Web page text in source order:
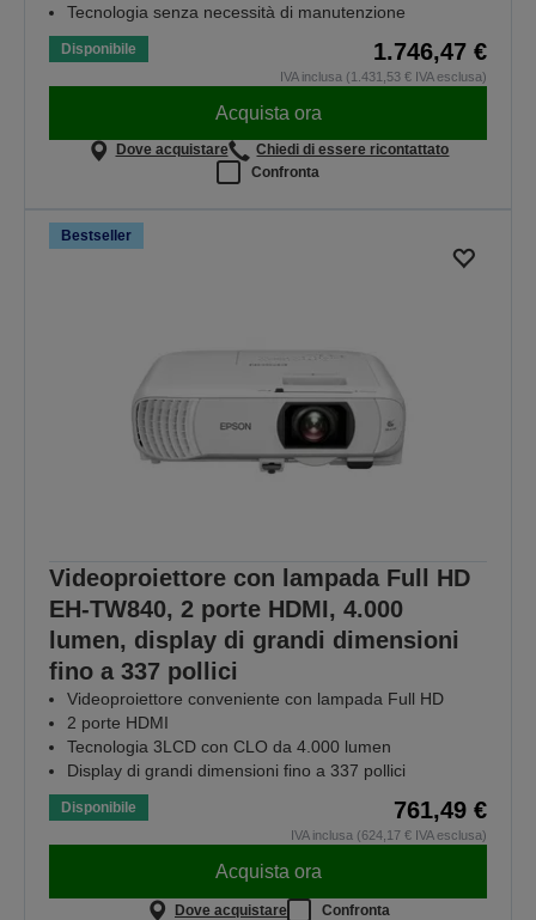
Tecnologia senza necessità di manutenzione
Disponibile 1.746,47 €
IVA inclusa (1.431,53 € IVA esclusa)
Acquista ora
Dove acquistare
Chiedi di essere ricontattato
Confronta
Bestseller
Videoproiettore con lampada Full HD
EH-TW840, 2 porte HDMI, 4.000
lumen, display di grandi dimensioni
fino a 337 pollici
Videoproiettore conveniente con lampada Full HD
2 porte HDMI
Tecnologia 3LCD con CLO da 4.000 lumen
Display di grandi dimensioni fino a 337 pollici
Disponibile 761,49 €
IVA inclusa (624,17 € IVA esclusa)
Acquista ora
Dove acquistare Confronta